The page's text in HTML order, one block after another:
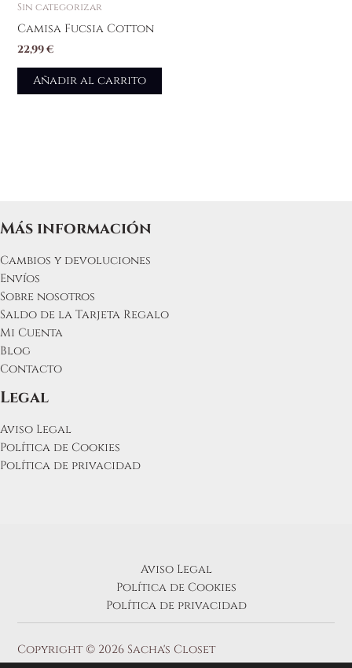
Sin categorizar
Camisa Fucsia Cotton
22,99€
Añadir al carrito
Más información
Cambios y devoluciones
Envíos
Sobre nosotros
Saldo de la Tarjeta Regalo
Mi Cuenta
Blog
Contacto
Legal
Aviso Legal
Política de Cookies
Política de privacidad
Aviso Legal
Política de Cookies
Política de privacidad
Copyright © 2026 Sacha's Closet